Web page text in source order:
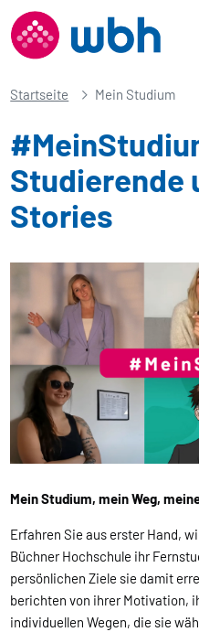
Startseite Mein Studium
Studierende
Stories
Mein Studium, mein Weg,
Erfahren Sie aus erster Hand,
Büchner Hochschule ihr
persönlichen Ziele sie damit
berichten von ihrer Motivation,
individuellen Wegen, die sie